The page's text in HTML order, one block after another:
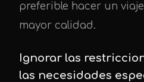
preferible hacer un
mayor calidad.
Ignorar las
las necesidades